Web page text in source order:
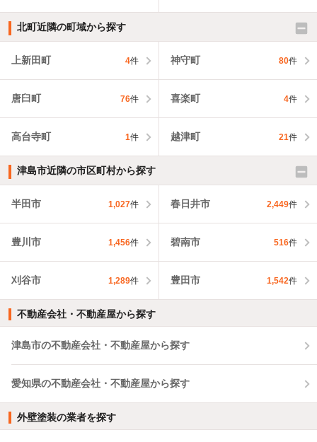
北町近隣の町域から探す
上新田町 4件 神守町 80件
唐臼町 76件 喜楽町 4件
高台寺町 1件 越津町 21件
津島市近隣の市区町村から探す
半田市 1,027件 春日井市 2,449件
豊川市 1,456件 碧南市 516件
刈谷市 1,289件 豊田市 1,542件
不動産会社・不動産屋から探す
津島市の不動産会社・不動産屋から探す
愛知県の不動産会社・不動産屋から探す
外壁塗装の業者を探す